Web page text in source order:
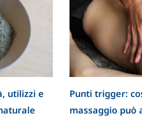
utilizzi e
Punti trigger:
massaggio